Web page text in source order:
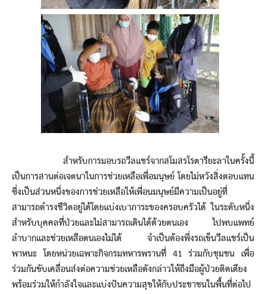
สำหรับการมอบรถวีลแชร์จากสโมสรโรตารียะลาในครั้งนี้
เป็นการสานต่อเจตนาในการช่วยเหลือเพื่อมนุษย์ โดยไม่หวังสิ่งตอบแทน
ซึ่งเป็นส่วนหนึ่งของการช่วยเหลือให้เพื่อนมนุษย์มีความเป็นอยู่ที่
สามารถดำรงชีวิตอยู่ได้โดยแบ่งเบาภาระของครอบครัวได้ ในระดับหนึ่ง
สำหรับบุคคลที่ป่วยและไม่สามารถเดินได้ด้วยตนเอง ไปพบแพทย์
ลำบากและช่วยเหลือตนเองไม่ได้ จำเป็นต้องพึ่งรถเข็นวีลแชร์เป็น
พาหนะ โดยหน่วยเฉพาะกิจกรมทหารพรานที่ 41 ร่วมกับชุมชน เพื่อ
ร่วมกันขับเคลื่อนส่งต่อความช่วยเหลือดังกล่าวให้ถึงมือผู้ป่วยติดเตียง
พร้อมร่วมให้กำลังใจและแบ่งปันความสุขให้กับประชาชนในพื้นที่ต่อไป